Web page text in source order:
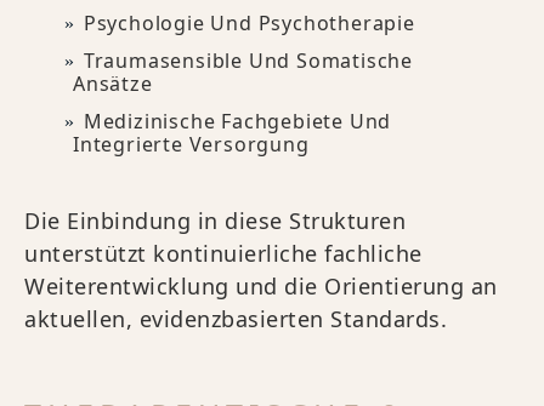
Psychologie Und Psychotherapie
Traumasensible Und Somatische
Ansätze
Medizinische Fachgebiete Und
Integrierte Versorgung
Die Einbindung in diese Strukturen
unterstützt kontinuierliche fachliche
Weiterentwicklung und die Orientierung an
aktuellen, evidenzbasierten Standards.